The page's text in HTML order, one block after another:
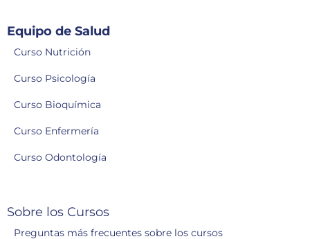
Equipo de Salud
Curso Nutrición
Curso Psicología
Curso Bioquímica
Curso Enfermería
Curso Odontología
Sobre los Cursos
Preguntas más frecuentes sobre los cursos